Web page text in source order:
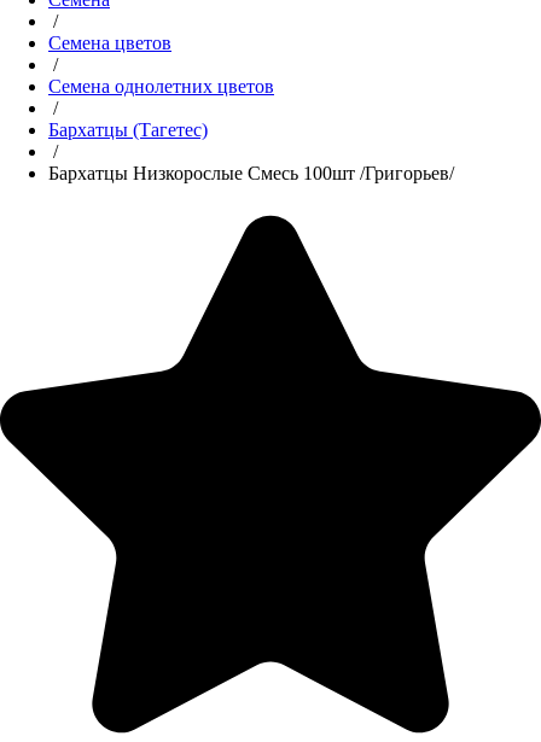
/
Семена цветов
/
Семена однолетних цветов
/
Бархатцы (Тагетес)
/
Бархатцы Низкорослые Смесь 100шт /Григорьев/